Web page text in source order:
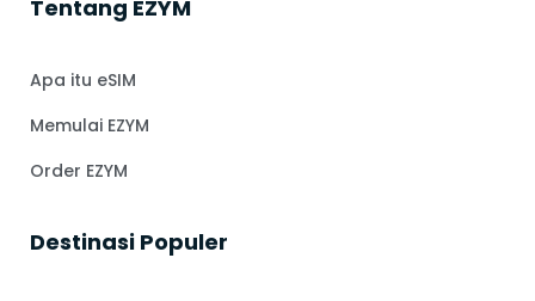
Tentang EZYM
Apa itu eSIM
Memulai EZYM
Order EZYM
⁠Destinasi Populer